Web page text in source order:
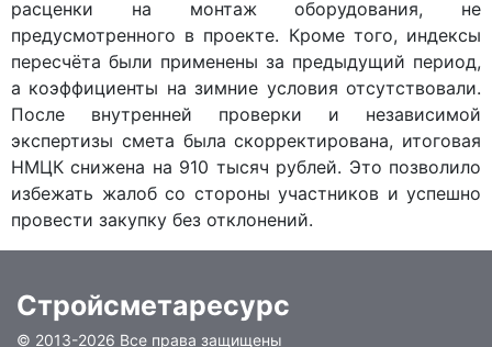
расценки на монтаж оборудования, не
предусмотренного в проекте. Кроме того, индексы
пересчёта были применены за предыдущий период,
а коэффициенты на зимние условия отсутствовали.
После внутренней проверки и независимой
экспертизы смета была скорректирована, итоговая
НМЦК снижена на 910 тысяч рублей. Это позволило
избежать жалоб со стороны участников и успешно
провести закупку без отклонений.
Стройсметаресурс
© 2013-2026 Все права защищены